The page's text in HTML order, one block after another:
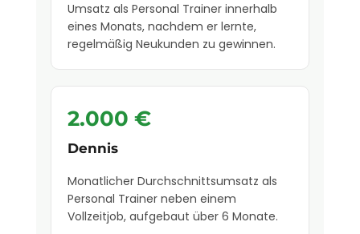
Umsatz als Personal Trainer innerhalb
eines Monats, nachdem er lernte,
regelmäßig Neukunden zu gewinnen.
2.000 €
Dennis
Monatlicher Durchschnittsumsatz als
Personal Trainer neben einem
Vollzeitjob, aufgebaut über 6 Monate.